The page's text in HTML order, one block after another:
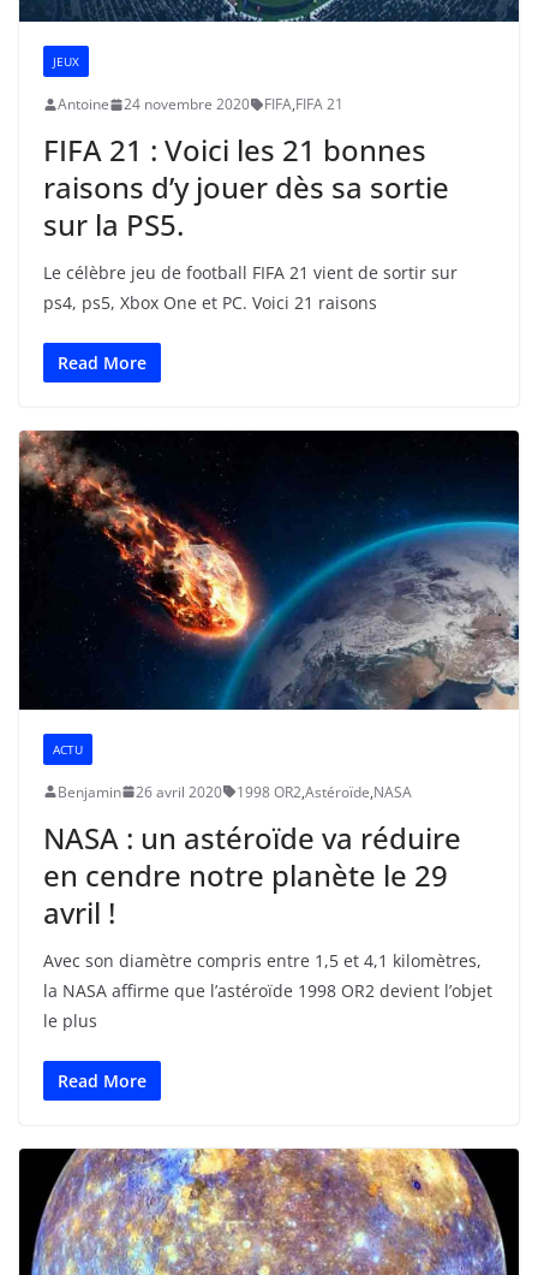
JEUX
Antoine 24 novembre 2020 FIFA,FIFA 21
FIFA 21 : Voici les 21 bonnes
raisons d’y jouer dès sa sortie
sur la PS5.
Le célèbre jeu de football FIFA 21 vient de sortir sur
ps4, ps5, Xbox One et PC. Voici 21 raisons
Read More
ACTU
Benjamin 26 avril 2020 1998 OR2,Astéroïde,NASA
NASA : un astéroïde va réduire
en cendre notre planète le 29
avril !
Avec son diamètre compris entre 1,5 et 4,1 kilomètres,
la NASA affirme que l’astéroïde 1998 OR2 devient l’objet
le plus
Read More